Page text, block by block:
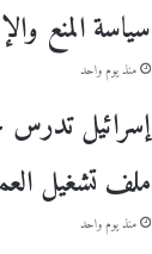
سياسة المنع
منذ يوم واحد
إسرائيل
ملف تشغيل
منذ يوم واحد